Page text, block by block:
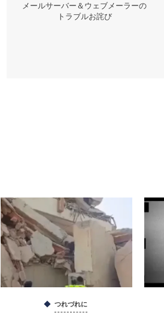
メールサーバー＆ウェブメーラーの
トラブルお詫び
つれづれに